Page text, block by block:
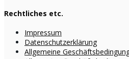
Rechtliches etc.
Impressum
Datenschutzerklärung
Allgemeine